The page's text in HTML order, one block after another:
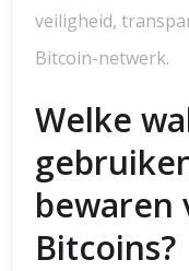
veiligheid,
Bitcoin-netwerk.
Welke
bewaren
Bitcoins?